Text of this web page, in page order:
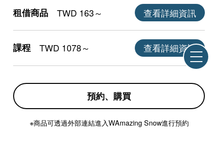
租借商品 TWD 163～ 查看詳細資訊
課程 TWD 1078～ 查看詳細資訊
預約、購買
※商品可透過外部連結進入WAmazing Snow進行預約